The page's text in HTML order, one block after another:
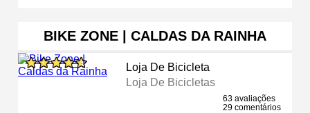
BIKE ZONE | CALDAS DA RAINHA
Loja De Bicicleta
Loja De Bicicletas
63 avaliações
29 comentários